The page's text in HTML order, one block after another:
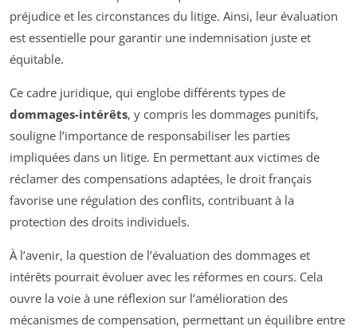
préjudice et les circonstances du litige. Ainsi, leur évaluation
est essentielle pour garantir une indemnisation juste et
équitable.
Ce cadre juridique, qui englobe différents types de
dommages-intérêts, y compris les dommages punitifs,
souligne l’importance de responsabiliser les parties
impliquées dans un litige. En permettant aux victimes de
réclamer des compensations adaptées, le droit français
favorise une régulation des conflits, contribuant à la
protection des droits individuels.
À l’avenir, la question de l’évaluation des dommages et
intérêts pourrait évoluer avec les réformes en cours. Cela
ouvre la voie à une réflexion sur l’amélioration des
mécanismes de compensation, permettant un équilibre entre